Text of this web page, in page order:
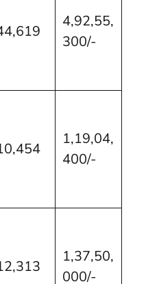
4,92,55,
300/-
1,19,04,
400/-
1,37,50,
000/-